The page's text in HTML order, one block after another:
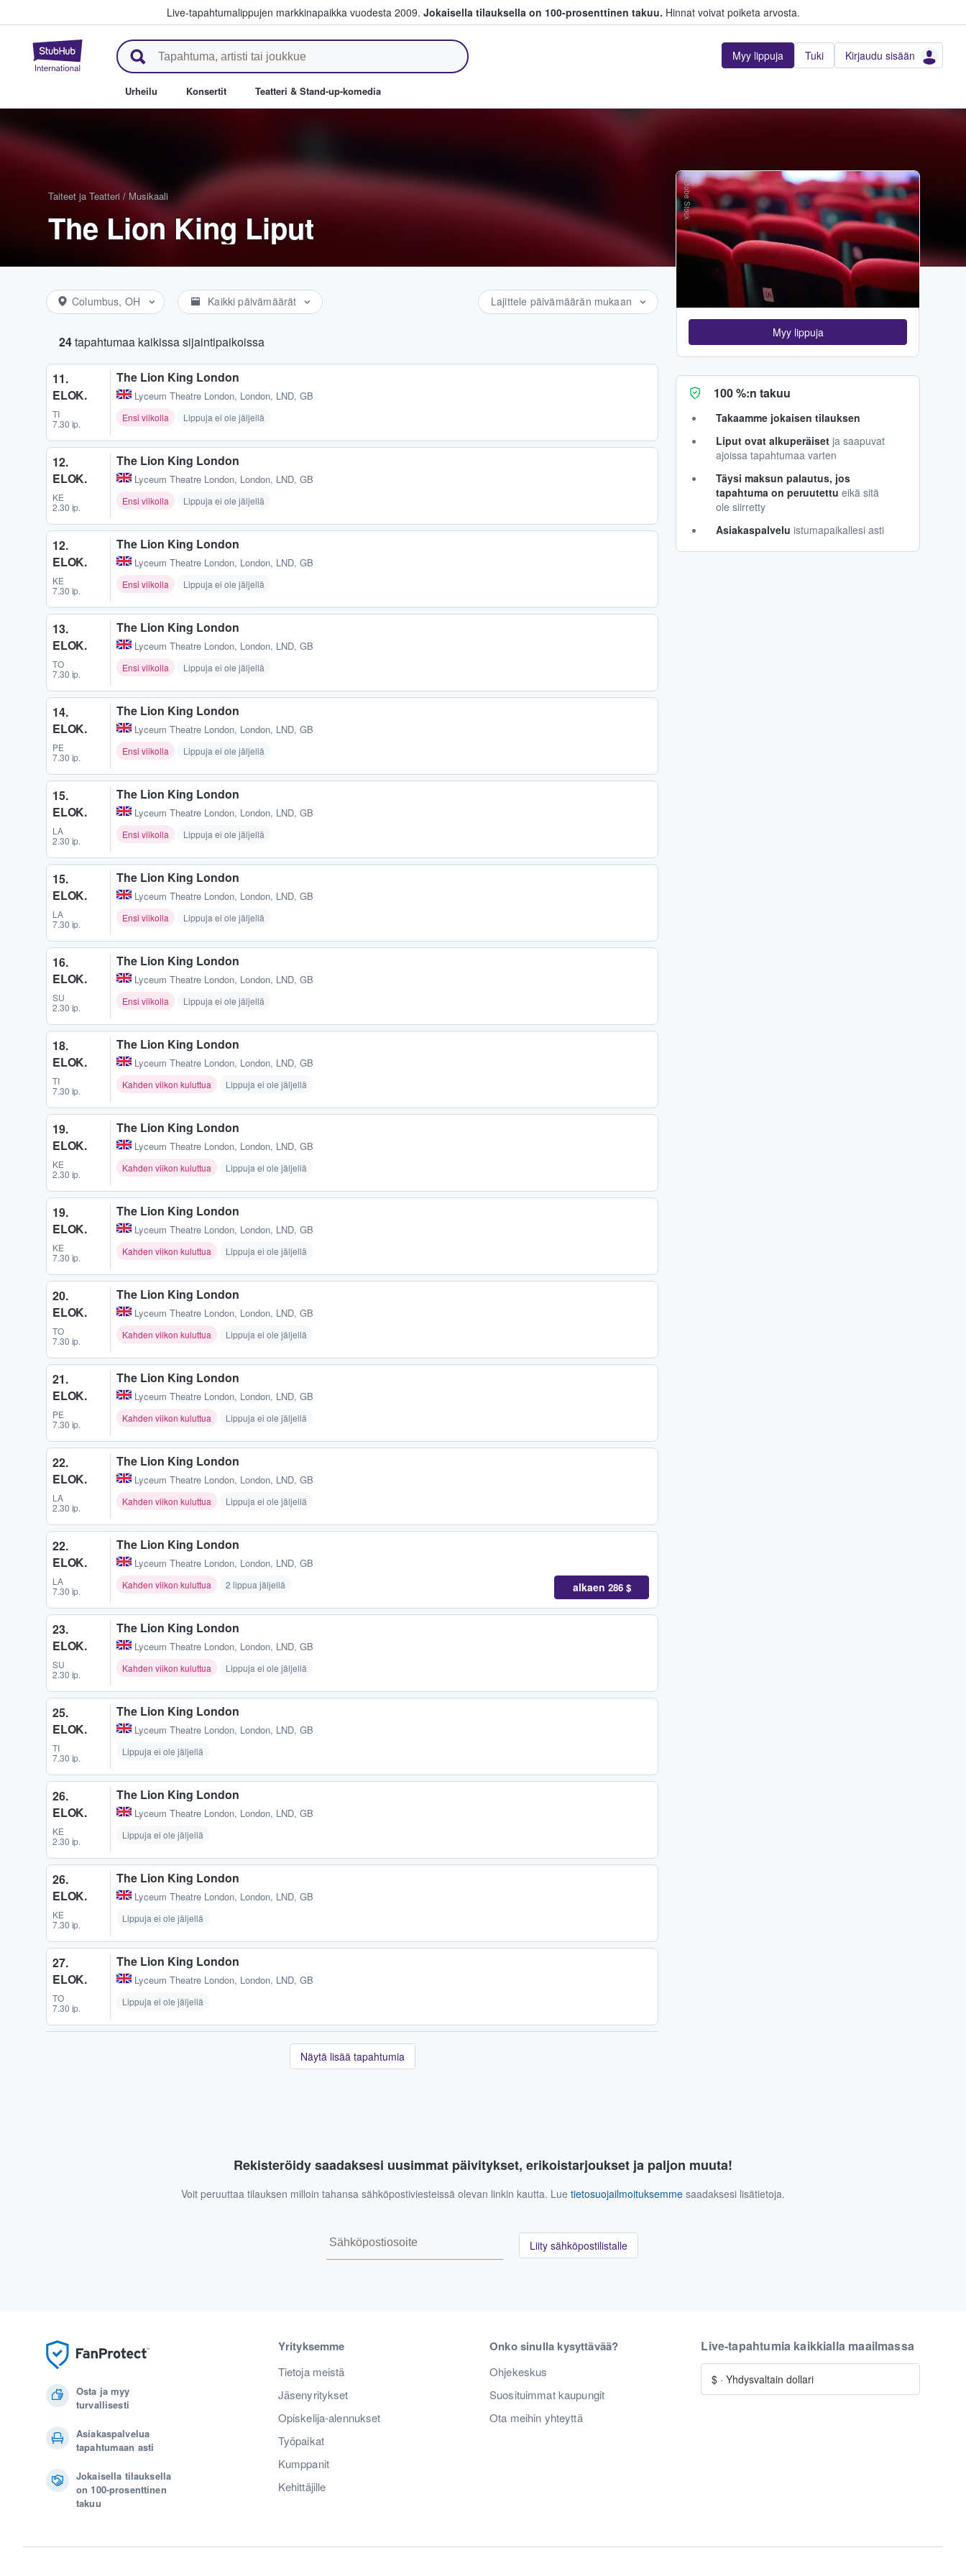
Live-tapahtumalippujen markkinapaikka vuodesta 2009. Jokaisella tilauksella on 100-prosenttinen takuu. Hinnat voivat poiketa arvosta.
StubHub - missä fanit ostavat ja myyvät lippuja Myy lippuja Tuki Kirjaudu sisään
Urheilu Konsertit Teatteri & Stand-up-komedia
Taiteet ja Teatteri / Musikaali
The Lion King Liput
Columbus, OH Kaikki päivämäärät Lajittele päivämäärän mukaan
24tapahtumaa kaikissa sijaintipaikoissa
11.
ELOK.
TI
7.30 ip.
The Lion King London
Lyceum Theatre London, London, LND, GB
Ensi viikolla Lippuja ei ole jäljellä
12.
ELOK.
KE
2.30 ip.
The Lion King London
Lyceum Theatre London, London, LND, GB
Ensi viikolla Lippuja ei ole jäljellä
12.
ELOK.
KE
7.30 ip.
The Lion King London
Lyceum Theatre London, London, LND, GB
Ensi viikolla Lippuja ei ole jäljellä
13.
ELOK.
TO
7.30 ip.
The Lion King London
Lyceum Theatre London, London, LND, GB
Ensi viikolla Lippuja ei ole jäljellä
14.
ELOK.
PE
7.30 ip.
The Lion King London
Lyceum Theatre London, London, LND, GB
Ensi viikolla Lippuja ei ole jäljellä
15.
ELOK.
LA
2.30 ip.
The Lion King London
Lyceum Theatre London, London, LND, GB
Ensi viikolla Lippuja ei ole jäljellä
15.
ELOK.
LA
7.30 ip.
The Lion King London
Lyceum Theatre London, London, LND, GB
Ensi viikolla Lippuja ei ole jäljellä
16.
ELOK.
SU
2.30 ip.
The Lion King London
Lyceum Theatre London, London, LND, GB
Ensi viikolla Lippuja ei ole jäljellä
18.
ELOK.
TI
7.30 ip.
The Lion King London
Lyceum Theatre London, London, LND, GB
Kahden viikon kuluttua Lippuja ei ole jäljellä
19.
ELOK.
KE
2.30 ip.
The Lion King London
Lyceum Theatre London, London, LND, GB
Kahden viikon kuluttua Lippuja ei ole jäljellä
19.
ELOK.
KE
7.30 ip.
The Lion King London
Lyceum Theatre London, London, LND, GB
Kahden viikon kuluttua Lippuja ei ole jäljellä
20.
ELOK.
TO
7.30 ip.
The Lion King London
Lyceum Theatre London, London, LND, GB
Kahden viikon kuluttua Lippuja ei ole jäljellä
21.
ELOK.
PE
7.30 ip.
The Lion King London
Lyceum Theatre London, London, LND, GB
Kahden viikon kuluttua Lippuja ei ole jäljellä
22.
ELOK.
LA
2.30 ip.
The Lion King London
Lyceum Theatre London, London, LND, GB
Kahden viikon kuluttua Lippuja ei ole jäljellä
22.
ELOK.
LA
7.30 ip.
The Lion King London
Lyceum Theatre London, London, LND, GB
Kahden viikon kuluttua 2 lippua jäljellä alkaen 286 $
23.
ELOK.
SU
2.30 ip.
The Lion King London
Lyceum Theatre London, London, LND, GB
Kahden viikon kuluttua Lippuja ei ole jäljellä
25.
ELOK.
TI
7.30 ip.
The Lion King London
Lyceum Theatre London, London, LND, GB
Lippuja ei ole jäljellä
26.
ELOK.
KE
2.30 ip.
The Lion King London
Lyceum Theatre London, London, LND, GB
Lippuja ei ole jäljellä
26.
ELOK.
KE
7.30 ip.
The Lion King London
Lyceum Theatre London, London, LND, GB
Lippuja ei ole jäljellä
27.
ELOK.
TO
7.30 ip.
The Lion King London
Lyceum Theatre London, London, LND, GB
Lippuja ei ole jäljellä
Näytä lisää tapahtumia
Adobe Stock
Myy lippuja
100 %:n takuu
Takaamme jokaisen tilauksen
Liput ovat alkuperäiset ja saapuvat
ajoissa tapahtumaa varten
Täysi maksun palautus, jos
tapahtuma on peruutettu eikä sitä
ole siirretty
Asiakaspalvelu istumapaikallesi asti
Rekisteröidy saadaksesi uusimmat päivitykset, erikoistarjoukset ja paljon muuta!
Voit peruuttaa tilauksen milloin tahansa sähköpostiviesteissä olevan linkin kautta. Lue tietosuojailmoituksemme saadaksesi lisätietoja.
Liity sähköpostilistalle
Osta ja myy
turvallisesti
Asiakaspalvelua
tapahtumaan asti
Jokaisella tilauksella
on 100-prosenttinen
takuu
Yrityksemme
Tietoja meistä
Jäsenyritykset
Opiskelija-alennukset
Työpaikat
Kumppanit
Kehittäjille
Onko sinulla kysyttävää?
Ohjekeskus
Suosituimmat kaupungit
Ota meihin yhteyttä
Live-tapahtumia kaikkialla maailmassa
$ ·Yhdysvaltain dollari